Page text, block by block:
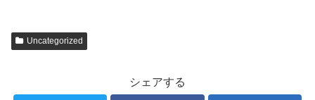
Uncategorized
シェアする